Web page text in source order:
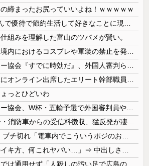
の締まったお尻っていいよね！ｗｗｗｗｗ
組みを理解した富山のツバメが賢い。
っとひどいわ